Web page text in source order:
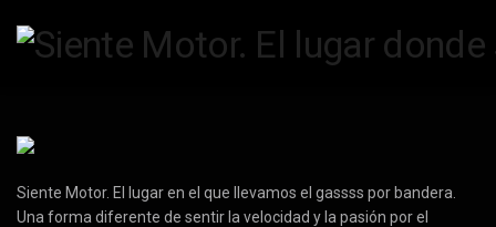
Siente Motor. El lugar en el que llevamos el gassss por bandera.
Una forma diferente de sentir la velocidad y la pasión por el